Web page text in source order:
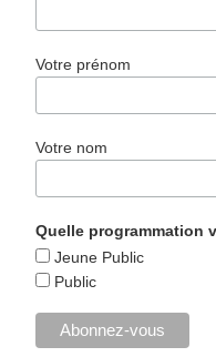
Votre prénom
Votre nom
Quelle programmation
Jeune Public
Public